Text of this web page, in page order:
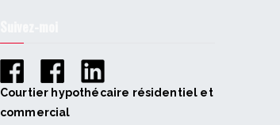
Courtier hypothécaire résidentiel et
commercial